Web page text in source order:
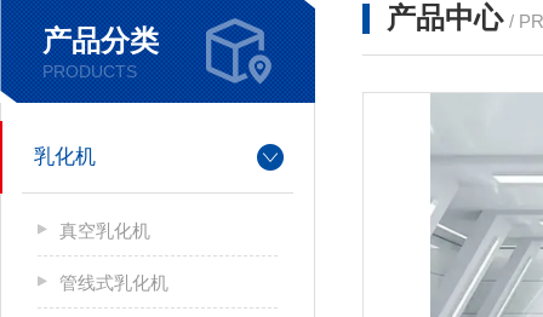
产品分类
PRODUCTS
乳化机
真空乳化机
管线式乳化机
产品中心 /